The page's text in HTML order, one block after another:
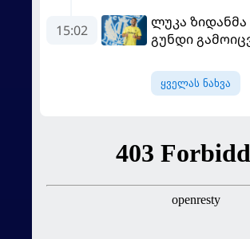
იუნაიტედთან"
15:02
ლუკა ზიდანმა
გუნდი
ყველას ნახვა